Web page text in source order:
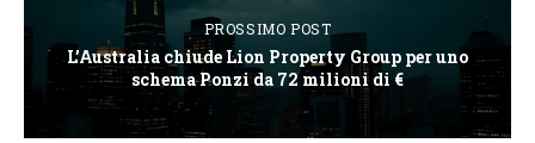
PROSSIMO POST
L’Australia chiude Lion Property Group per uno
schema Ponzi da 72 milioni di €